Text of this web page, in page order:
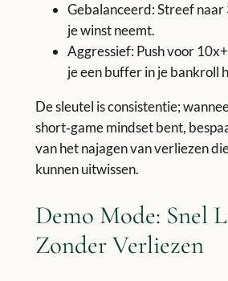
Gebalanceerd: Streef
je winst neemt.
Aggressief: Push voor
je een buffer in je bankroll
De sleutel is consistentie;
short‑game mindset bent,
van het najagen van verliezen
kunnen uitwissen.
Demo Mode: Snel
Zonder Verliezen